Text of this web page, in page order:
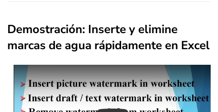
Demostración: Inserte y elimine
marcas de agua rápidamente en Excel